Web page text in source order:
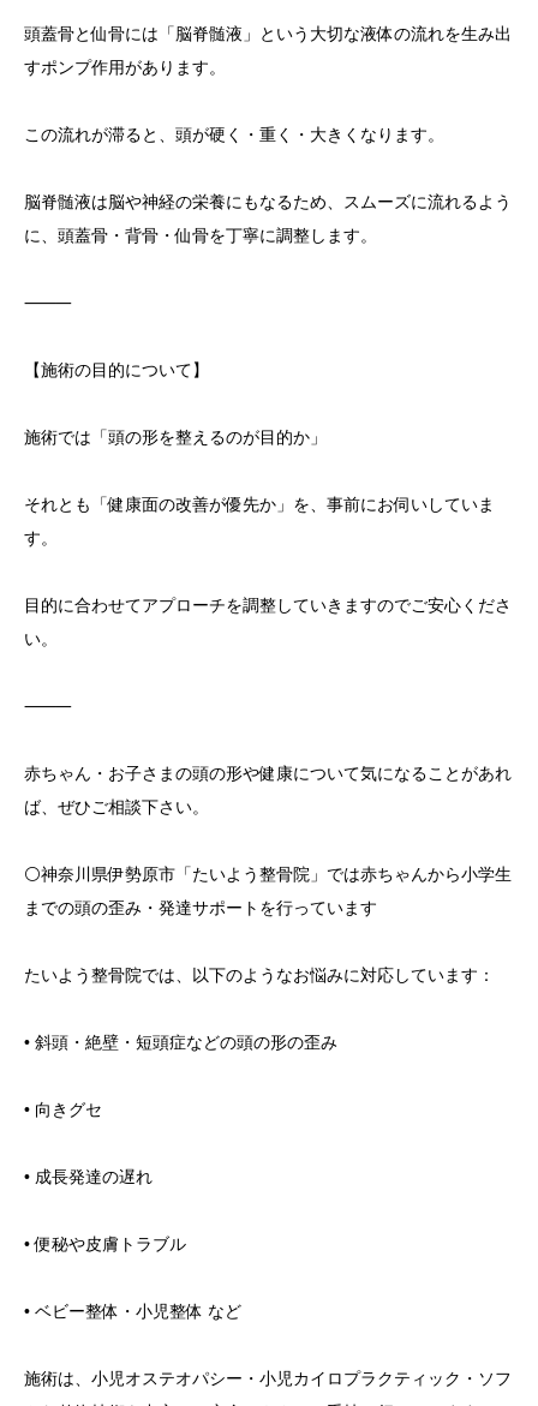
頭蓋骨と仙骨には「脳脊髄液」という大切な液体の流れを生み出
すポンプ作用があります。
この流れが滞ると、頭が硬く・重く・大きくなります。
脳脊髄液は脳や神経の栄養にもなるため、スムーズに流れるよう
に、頭蓋骨・背骨・仙骨を丁寧に調整します。
⸻
【施術の目的について】
施術では「頭の形を整えるのが目的か」
それとも「健康面の改善が優先か」を、事前にお伺いしていま
す。
目的に合わせてアプローチを調整していきますのでご安心くださ
い。
⸻
赤ちゃん・お子さまの頭の形や健康について気になることがあれ
ば、ぜひご相談下さい。
⚪️神奈川県伊勢原市「たいよう整骨院」では赤ちゃんから小学生
までの頭の歪み・発達サポートを行っています
たいよう整骨院では、以下のようなお悩みに対応しています：
• 斜頭・絶壁・短頭症などの頭の形の歪み
• 向きグセ
• 成長発達の遅れ
• 便秘や皮膚トラブル
• ベビー整体・小児整体 など
施術は、小児オステオパシー・小児カイロプラクティック・ソフ